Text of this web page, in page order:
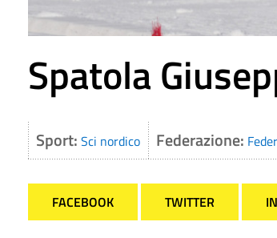
Spatola
Sport: Sci nordico Federazione:
FACEBOOK TWITTER